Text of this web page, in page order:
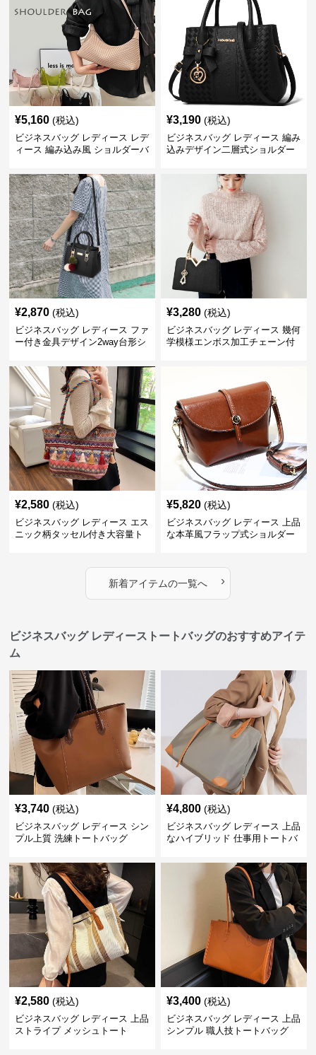
¥5,160 (税込)
ビジネスバッグ レディース レデ
ィース 編み込み風 ショルダーバ
¥3,190 (税込)
ビジネスバッグ レディース 編み
込みデザイン二層式ショルダー
¥2,870 (税込)
ビジネスバッグ レディース ファ
ー付き金具デザイン2way台形シ
¥3,280 (税込)
ビジネスバッグ レディース 幾何
学模様エンボス加工チェーン付
¥2,580 (税込)
ビジネスバッグ レディース エス
ニック柄タッセル付き大容量ト
¥5,820 (税込)
ビジネスバッグ レディース 上品
な本革風フラップ式ショルダー
新着アイテムの一覧へ ›
ビジネスバッグ レディーストートバッグのおすすめアイテ
ム
¥3,740 (税込)
ビジネスバッグ レディース シン
プル上質 洗練トートバッグ
¥4,800 (税込)
ビジネスバッグ レディース 上品
なハイブリッド 仕事用トートバ
¥2,580 (税込)
ビジネスバッグ レディース 上品
ストライプ メッシュトート
¥3,400 (税込)
ビジネスバッグ レディース 上品
シンプル 職人技トートバッグ